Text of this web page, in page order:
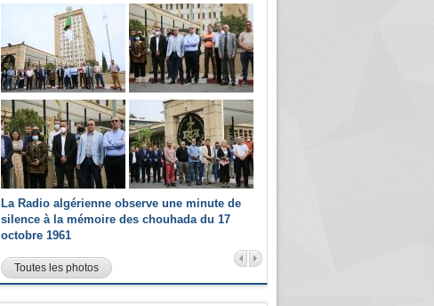
La Radio algérienne observe une minute de
silence à la mémoire des chouhada du 17
octobre 1961
Toutes les photos